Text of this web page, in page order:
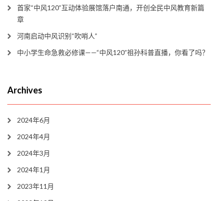
首家“中风120”互动体验展馆落户南通，开创全民中风教育新篇
章
河南启动中风识别“吹哨人”
中小学生命急救必修课——“中风120”祖孙科普直播，你看了吗？
Archives
2024年6月
2024年4月
2024年3月
2024年1月
2023年11月